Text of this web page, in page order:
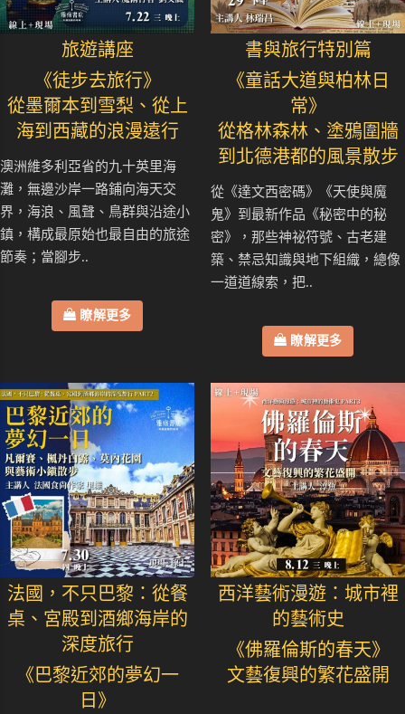
旅遊講座
《徒步去旅行》
從墨爾本到雪梨、從上
海到西藏的浪漫遠行
澳洲維多利亞省的九十英里海
灘，無邊沙岸一路鋪向海天交
界，海浪、風聲、鳥群與沿途小
鎮，構成最原始也最自由的旅途
節奏；當腳步..
瞭解更多
書與旅行特別篇
《童話大道與柏林日
常》
從格林森林、塗鴉圍牆
到北德港都的風景散步
從《達文西密碼》《天使與魔
鬼》到最新作品《秘密中的秘
密》，那些神祕符號、古老建
築、禁忌知識與地下組織，總像
一道道線索，把..
瞭解更多
法國，不只巴黎：從餐
桌、宮殿到酒鄉海岸的
深度旅行
《巴黎近郊的夢幻一
日》
西洋藝術漫遊：城市裡
的藝術史
《佛羅倫斯的春天》
文藝復興的繁花盛開